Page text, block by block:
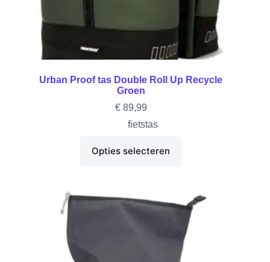
Urban Proof tas Double Roll Up Recycle
Groen
€89,99
fietstas
Opties selecteren